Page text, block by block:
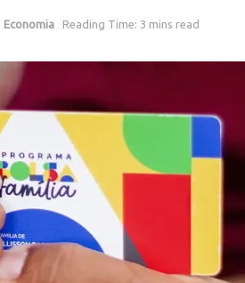
Economia Reading Time: 3 mins read